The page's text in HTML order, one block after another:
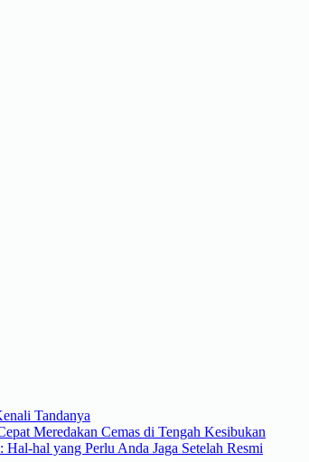
Tandanya
Meredakan Cemas di Tengah Kesibukan
hal yang Perlu Anda Jaga Setelah Resmi